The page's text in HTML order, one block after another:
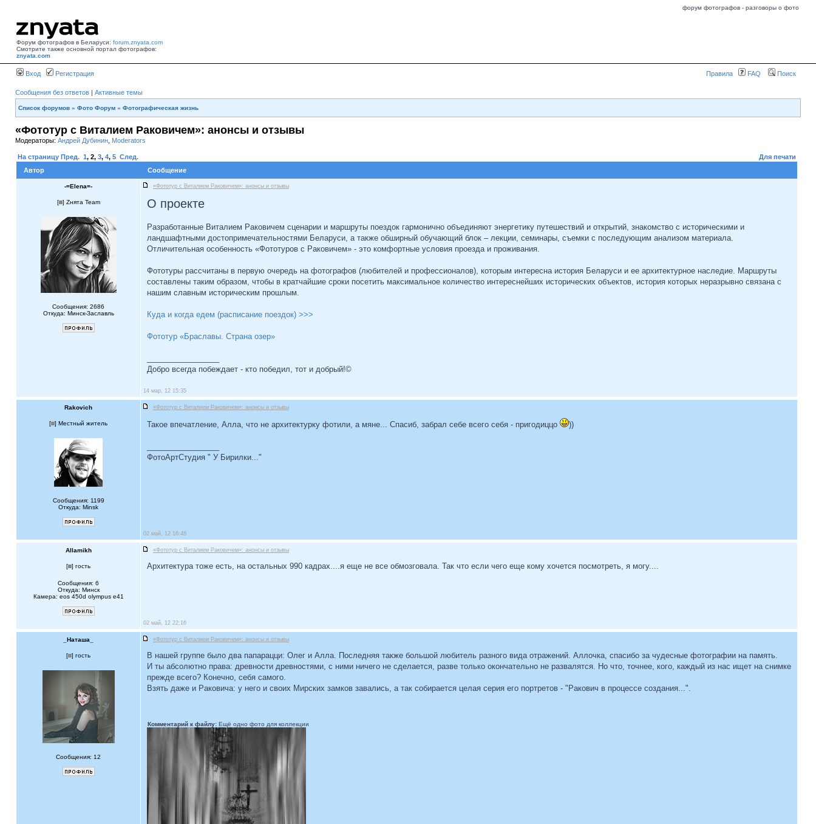
форум фотографов - разговоры о фото
Форум фотографов в Беларуси: forum.znyata.com
Смотрите также основной портал фотографов:
znyata.com
Вход Регистрация Правила FAQ Поиск
Сообщения без ответов | Активные темы
Список форумов » Фото Форум » Фотографическая жизнь
«Фототур с Виталием Раковичем»: анонсы и отзывы
Модераторы: Андрей Дубинин Moderators
На страницу Пред. 1, 2, 3, 4, 5 След.
Для печати
Автор
Сообщение
-=Elena=- «Фототур с Виталием Раковичем»: анонсы и отзывы
[ ] Zнята Team
Сообщения: 2686
Откуда: Минск-Заславль
О проекте
Разработанные Виталием Раковичем сценарии и маршруты поездок гармонично объединяют энергетику путешествий и открытий, знакомство с историческими и
ландшафтными достопримечательностями Беларуси, а также обширный обучающий блок – лекции, семинары, съемки с последующим анализом материала.
Отличительная особенность «Фототуров с Раковичем» - это комфортные условия проезда и проживания.
Фототуры рассчитаны в первую очередь на фотографов (любителей и профессионалов), которым интересна история Беларуси и ее архитектурное наследие. Маршруты
составлены таким образом, чтобы в кратчайшие сроки посетить максимальное количество интереснейших исторических объектов, история которых неразрывно связана с
нашим славным историческим прошлым.
Куда и когда едем (расписание поездок) >>>
Фототур «Браславы. Страна озер»
Добро всегда побеждает - кто победил, тот и добрый!©
14 мар, 12 15:35
Rakovich «Фототур с Виталием Раковичем»: анонсы и отзывы
[ ] Местный житель
Сообщения: 1199
Откуда: Minsk
Такое впечатление, Алла, что не архитектурку фотили, а мяне... Спасиб, забрал себе всего себя - пригодиццо ))
ФотоАртСтудия " У Бирилки..."
02 май, 12 16:48
Allamikh «Фототур с Виталием Раковичем»: анонсы и отзывы
[ ] гость
Сообщения: 6
Откуда: Минск
Камера: eos 450d olympus e41
Архитектура тоже есть, на остальных 990 кадрах....я еще не все обмозговала. Так что если чего еще кому хочется посмотреть, я могу....
02 май, 12 22:16
_Наташа_ «Фототур с Виталием Раковичем»: анонсы и отзывы
[ ] гость
Сообщения: 12
В нашей группе было два папарацци: Олег и Алла. Последняя также большой любитель разного вида отражений. Аллочка, спасибо за чудесные фотографии на память.
И ты абсолютно права: древности древностями, с ними ничего не сделается, разве только окончательно не развалятся. Но что, точнее, кого, каждый из нас ищет на снимке
прежде всего? Конечно, себя самого.
Взять даже и Раковича: у него и своих Мирских замков завались, а так собирается целая серия его портретов - "Ракович в процессе создания...".
Комментарий к файлу: Ещё одно фото для коллекции